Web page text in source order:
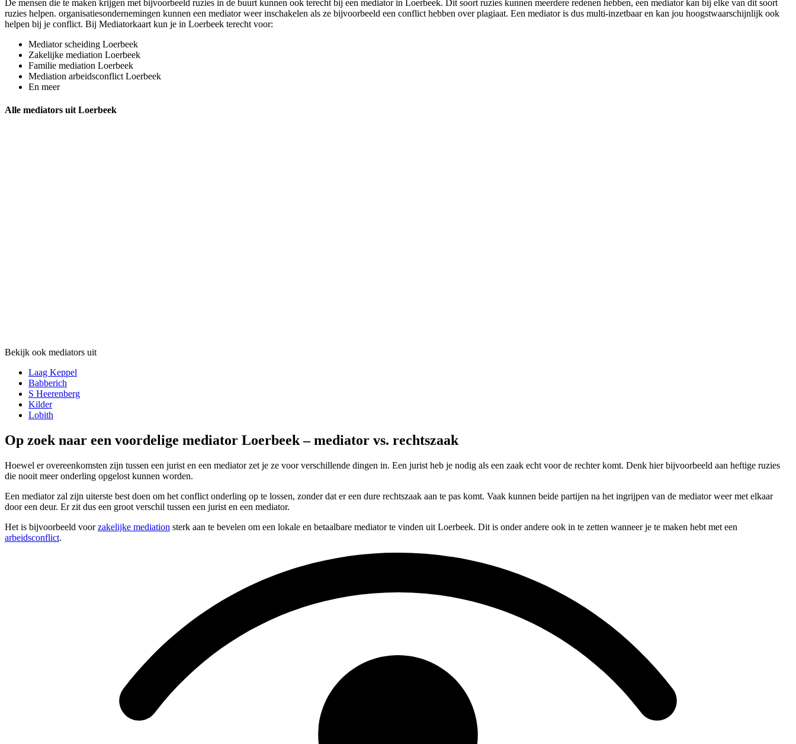
De mensen die te maken krijgen met bijvoorbeeld ruzies in de buurt kunnen ook terecht bij een mediator in Loerbeek. Dit soort ruzies kunnen meerdere redenen hebben, een mediator kan bij elke van dit soort
ruzies helpen. organisatiesondernemingen kunnen een mediator weer inschakelen als ze bijvoorbeeld een conflict hebben over plagiaat. Een mediator is dus multi-inzetbaar en kan jou hoogstwaarschijnlijk ook
helpen bij je conflict. Bij Mediatorkaart kun je in Loerbeek terecht voor:
Mediator scheiding Loerbeek
Zakelijke mediation Loerbeek
Familie mediation Loerbeek
Mediation arbeidsconflict Loerbeek
En meer
Alle mediators uit Loerbeek
Bekijk ook mediators uit
Laag Keppel
Babberich
S Heerenberg
Kilder
Lobith
Op zoek naar een voordelige mediator Loerbeek – mediator vs. rechtszaak
Hoewel er overeenkomsten zijn tussen een jurist en een mediator zet je ze voor verschillende dingen in. Een jurist heb je nodig als een zaak echt voor de rechter komt. Denk hier bijvoorbeeld aan heftige ruzies
die nooit meer onderling opgelost kunnen worden.
Een mediator zal zijn uiterste best doen om het conflict onderling op te lossen, zonder dat er een dure rechtszaak aan te pas komt. Vaak kunnen beide partijen na het ingrijpen van de mediator weer met elkaar
door een deur. Er zit dus een groot verschil tussen een jurist en een mediator.
Het is bijvoorbeeld voorzakelijke mediation sterk aan te bevelen om een lokale en betaalbare mediator te vinden uit Loerbeek. Dit is onder andere ook in te zetten wanneer je te maken hebt met een
arbeidsconflict.